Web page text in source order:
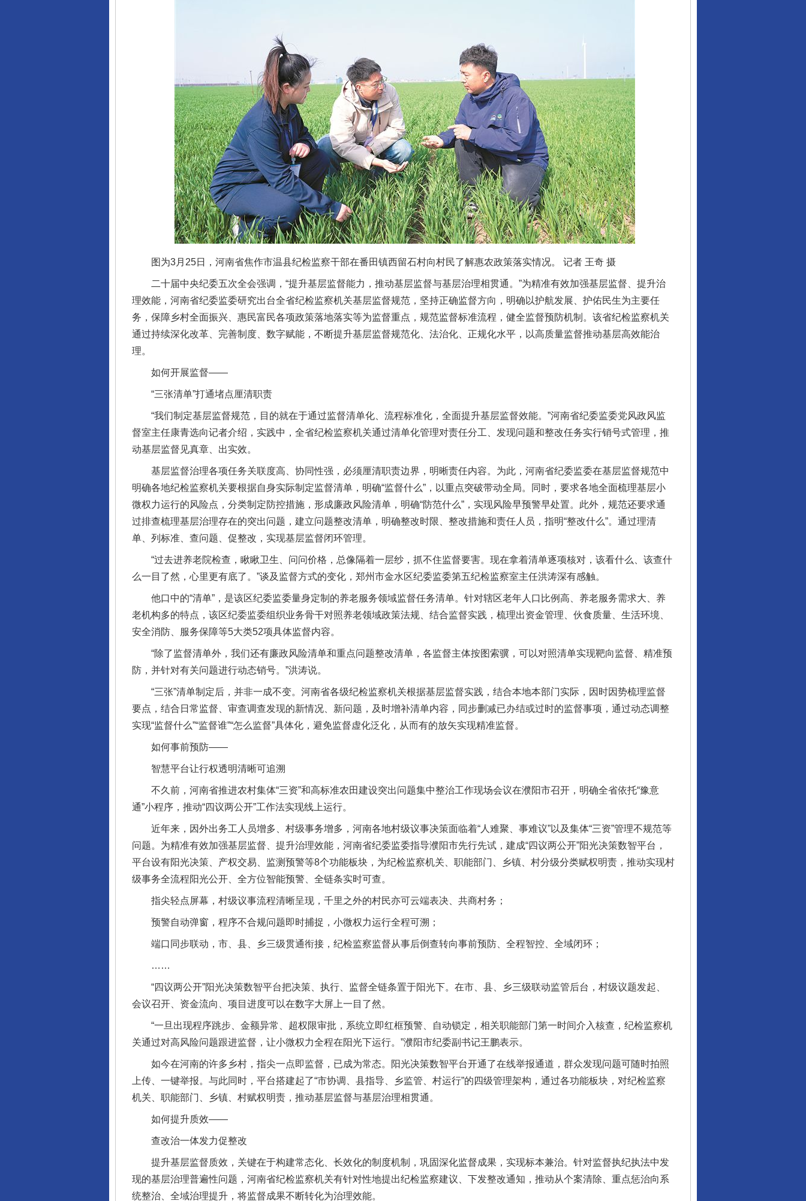
图为3月25日，河南省焦作市温县纪检监察干部在番田镇西留石村向村民了解惠农政策落实情况。 记者 王奇 摄
二十届中央纪委五次全会强调，“提升基层监督能力，推动基层监督与基层治理相贯通。”为精准有效加强基层监督、提升治
理效能，河南省纪委监委研究出台全省纪检监察机关基层监督规范，坚持正确监督方向，明确以护航发展、护佑民生为主要任
务，保障乡村全面振兴、惠民富民各项政策落地落实等为监督重点，规范监督标准流程，健全监督预防机制。该省纪检监察机关
通过持续深化改革、完善制度、数字赋能，不断提升基层监督规范化、法治化、正规化水平，以高质量监督推动基层高效能治
理。
如何开展监督——
“三张清单”打通堵点厘清职责
“我们制定基层监督规范，目的就在于通过监督清单化、流程标准化，全面提升基层监督效能。”河南省纪委监委党风政风监
督室主任康青选向记者介绍，实践中，全省纪检监察机关通过清单化管理对责任分工、发现问题和整改任务实行销号式管理，推
动基层监督见真章、出实效。
基层监督治理各项任务关联度高、协同性强，必须厘清职责边界，明晰责任内容。为此，河南省纪委监委在基层监督规范中
明确各地纪检监察机关要根据自身实际制定监督清单，明确“监督什么”，以重点突破带动全局。同时，要求各地全面梳理基层小
微权力运行的风险点，分类制定防控措施，形成廉政风险清单，明确“防范什么”，实现风险早预警早处置。此外，规范还要求通
过排查梳理基层治理存在的突出问题，建立问题整改清单，明确整改时限、整改措施和责任人员，指明“整改什么”。通过理清
单、列标准、查问题、促整改，实现基层监督闭环管理。
“过去进养老院检查，瞅瞅卫生、问问价格，总像隔着一层纱，抓不住监督要害。现在拿着清单逐项核对，该看什么、该查什
么一目了然，心里更有底了。”谈及监督方式的变化，郑州市金水区纪委监委第五纪检监察室主任洪涛深有感触。
他口中的“清单”，是该区纪委监委量身定制的养老服务领域监督任务清单。针对辖区老年人口比例高、养老服务需求大、养
老机构多的特点，该区纪委监委组织业务骨干对照养老领域政策法规、结合监督实践，梳理出资金管理、伙食质量、生活环境、
安全消防、服务保障等5大类52项具体监督内容。
“除了监督清单外，我们还有廉政风险清单和重点问题整改清单，各监督主体按图索骥，可以对照清单实现靶向监督、精准预
防，并针对有关问题进行动态销号。”洪涛说。
“三张”清单制定后，并非一成不变。河南省各级纪检监察机关根据基层监督实践，结合本地本部门实际，因时因势梳理监督
要点，结合日常监督、审查调查发现的新情况、新问题，及时增补清单内容，同步删减已办结或过时的监督事项，通过动态调整
实现“监督什么”“监督谁”“怎么监督”具体化，避免监督虚化泛化，从而有的放矢实现精准监督。
如何事前预防——
智慧平台让行权透明清晰可追溯
不久前，河南省推进农村集体“三资”和高标准农田建设突出问题集中整治工作现场会议在濮阳市召开，明确全省依托“豫意
通”小程序，推动“四议两公开”工作法实现线上运行。
近年来，因外出务工人员增多、村级事务增多，河南各地村级议事决策面临着“人难聚、事难议”以及集体“三资”管理不规范等
问题。为精准有效加强基层监督、提升治理效能，河南省纪委监委指导濮阳市先行先试，建成“四议两公开”阳光决策数智平台，
平台设有阳光决策、产权交易、监测预警等8个功能板块，为纪检监察机关、职能部门、乡镇、村分级分类赋权明责，推动实现村
级事务全流程阳光公开、全方位智能预警、全链条实时可查。
指尖轻点屏幕，村级议事流程清晰呈现，千里之外的村民亦可云端表决、共商村务；
预警自动弹窗，程序不合规问题即时捕捉，小微权力运行全程可溯；
端口同步联动，市、县、乡三级贯通衔接，纪检监察监督从事后倒查转向事前预防、全程智控、全域闭环；
……
“四议两公开”阳光决策数智平台把决策、执行、监督全链条置于阳光下。在市、县、乡三级联动监管后台，村级议题发起、
会议召开、资金流向、项目进度可以在数字大屏上一目了然。
“一旦出现程序跳步、金额异常、超权限审批，系统立即红框预警、自动锁定，相关职能部门第一时间介入核查，纪检监察机
关通过对高风险问题跟进监督，让小微权力全程在阳光下运行。”濮阳市纪委副书记王鹏表示。
如今在河南的许多乡村，指尖一点即监督，已成为常态。阳光决策数智平台开通了在线举报通道，群众发现问题可随时拍照
上传、一键举报。与此同时，平台搭建起了“市协调、县指导、乡监管、村运行”的四级管理架构，通过各功能板块，对纪检监察
机关、职能部门、乡镇、村赋权明责，推动基层监督与基层治理相贯通。
如何提升质效——
查改治一体发力促整改
提升基层监督质效，关键在于构建常态化、长效化的制度机制，巩固深化监督成果，实现标本兼治。针对监督执纪执法中发
现的基层治理普遍性问题，河南省纪检监察机关有针对性地提出纪检监察建议、下发整改通知，推动从个案清除、重点惩治向系
统整治、全域治理提升，将监督成果不断转化为治理效能。
完善运行机制助力责任有效落实 一纸欠条伤亲情 巡回调解促和解..